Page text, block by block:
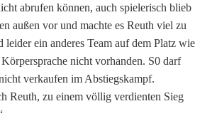
abrufen können, auch spielerisch blieb
außen vor und machte es Reuth viel zu
leider ein anderes Team auf dem Platz wie
nicht vorhanden. S0 darf
verkaufen im Abstiegskampf.
Reuth, zu einem völlig verdienten Sieg